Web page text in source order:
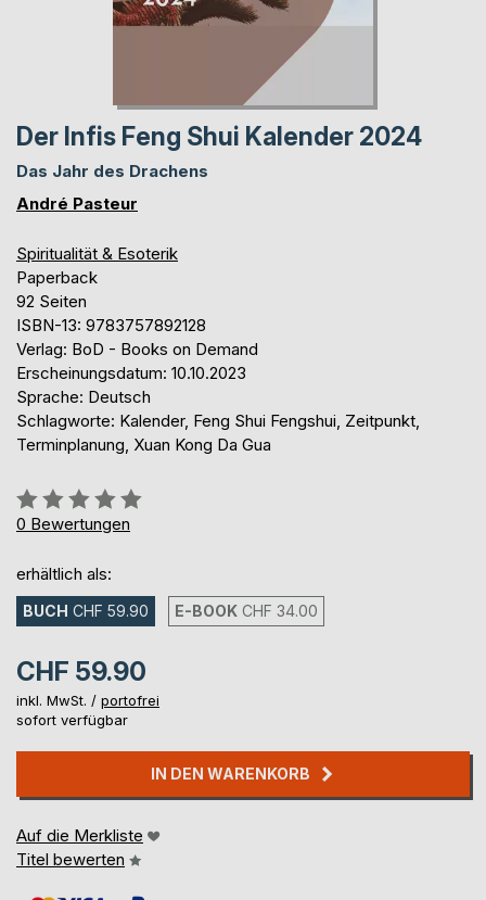
Der Infis Feng Shui Kalender 2024
Das Jahr des Drachens
André Pasteur
Spiritualität & Esoterik
Paperback
92 Seiten
ISBN-13: 9783757892128
Verlag: BoD - Books on Demand
Erscheinungsdatum: 10.10.2023
Sprache: Deutsch
Schlagworte: Kalender, Feng Shui Fengshui, Zeitpunkt,
Terminplanung, Xuan Kong Da Gua
Bewertung::
0%
0 Bewertungen
erhältlich als:
BUCH CHF 59.90 E-BOOK CHF 34.00
CHF 59.90
inkl. MwSt. / portofrei
sofort verfügbar
IN DEN WARENKORB
Auf die Merkliste
Titel bewerten